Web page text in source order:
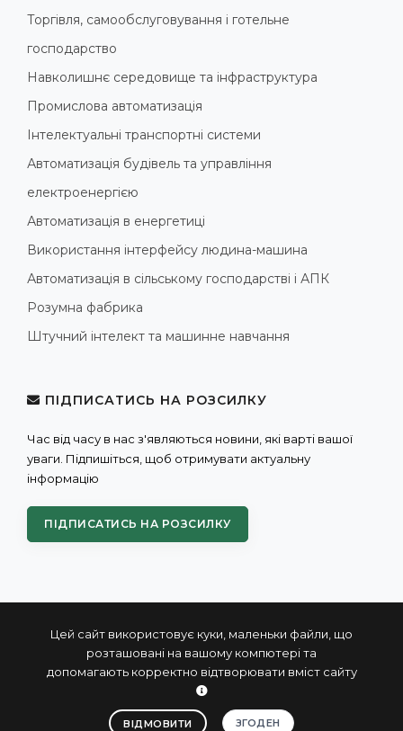
Цей сайт використовує куки, маленьки файли, що
розташовані на вашому компютері та
допомагають корректно відтворювати вміст сайту
ВІДМОВИТИ ЗГОДЕН
Торгівля, самообслуговування і готельне
господарство
Навколишнє середовище та інфраструктура
Промислова автоматизація
Інтелектуальні транспортні системи
Автоматизація будівель та управління
електроенергією
Автоматизація в енергетиці
Використання інтерфейсу людина-машина
Автоматизація в сільському господарстві і АПК
Розумна фабрика
Штучний інтелект та машинне навчання
ПІДПИСАТИСЬ НА РОЗСИЛКУ
Час від часу в нас з'являються новини, які варті вашої
уваги. Підпишіться, щоб отримувати актуальну
інформацію
ПІДПИСАТИСЬ НА РОЗСИЛКУ
© 2004 - 2026 ПРОКСИС™ - промислові комп'ютери та
системи